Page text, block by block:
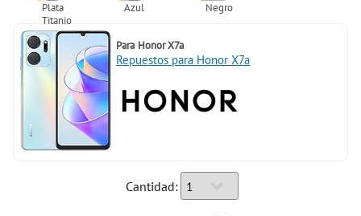
Para Honor X7a
Repuestos para Honor X7a
Cantidad: